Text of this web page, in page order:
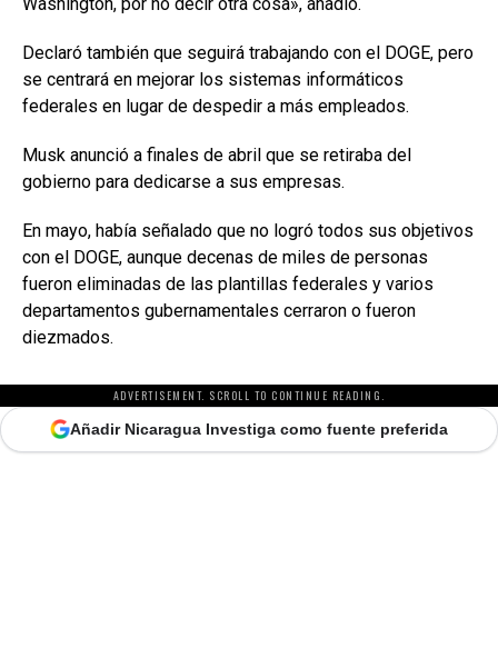
Declaró también que seguirá trabajando con el DOGE, pero
se centrará en mejorar los sistemas informáticos
federales en lugar de despedir a más empleados.
Musk anunció a finales de abril que se retiraba del
gobierno para dedicarse a sus empresas.
En mayo, había señalado que no logró todos sus objetivos
con el DOGE, aunque decenas de miles de personas
fueron eliminadas de las plantillas federales y varios
departamentos gubernamentales cerraron o fueron
diezmados.
ADVERTISEMENT. SCROLL TO CONTINUE READING.
Añadir Nicaragua Investiga como fuente preferida